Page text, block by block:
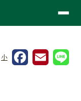
小